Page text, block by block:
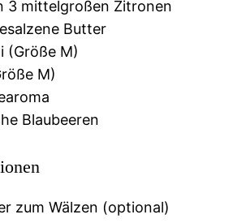
3 mittelgroßen Zitronen
Butter
(Größe M)
M)
Blaubeeren
zum Wälzen (optional)